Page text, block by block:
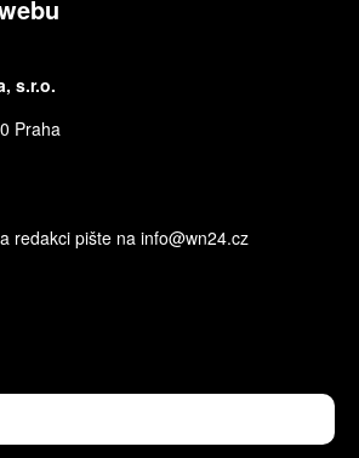
s.r.o.
Praha
redakci pište na info@wn24.cz